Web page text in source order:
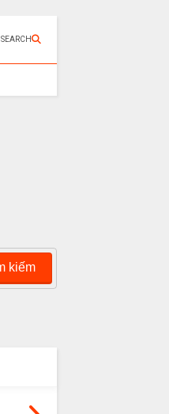
SEARCH